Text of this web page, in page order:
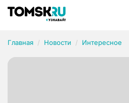
Главная Новости Интересное